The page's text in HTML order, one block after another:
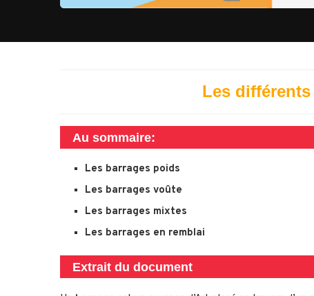
Les
Au sommaire:
Les barrages poids
Les barrages voûte
Les barrages mixtes
Les barrages en remblai
Extrait du document